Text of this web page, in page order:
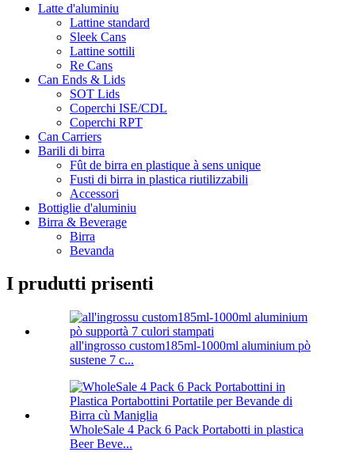
Latte d'aluminiu
Lattine standard
Sleek Cans
Lattine sottili
Re Cans
Can Ends & Lids
SOT Lids
Coperchi ISE/CDL
Coperchi RPT
Can Carriers
Barili di birra
Fût de birra en plastique à sens unique
Fusti di birra in plastica riutilizzabili
Accessori
Bottiglie d'aluminiu
Birra & Beverage
Birra
Bevanda
I prudutti prisenti
all'ingrosso custom185ml-1000ml aluminium pò
sustene 7 c...
WholeSale 4 Pack 6 Pack Portabotti in plastica
Beer Beve...